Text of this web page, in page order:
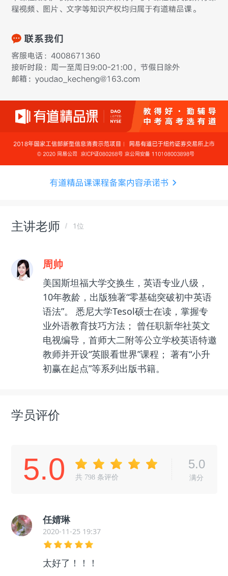
主讲老师 1位
周帅
美国斯坦福大学交换生，英语专业八级，
10年教龄，出版独著“零基础突破初中英语
语法”。 悉尼大学Tesol硕士在读，掌握专
业外语教育技巧方法； 曾任职新华社英文
电视编导，首师大二附等公立学校英语特邀
教师并开设“英眼看世界”课程； 著有“小升
初赢在起点”等系列出版书籍。
学员评价
5.0 共 798 条评价
5.0
满分
任婧琳
2020-11-25 19:37
太好了！！！